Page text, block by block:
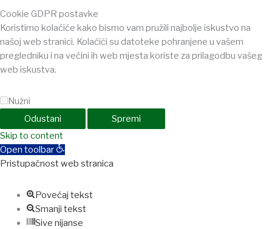
Cookie GDPR postavke
Koristimo kolačiće kako bismo vam pružili najbolje iskustvo na
našoj web stranici. Kolačići su datoteke pohranjene u vašem
pregledniku i na većini ih web mjesta koriste za prilagodbu vašeg
web iskustva.
Nužni
Odustani
Spremi
jojobetHoliganbet
Skip to content
Open toolbar
Pristupačnost web stranica
Povećaj tekst
Smanji tekst
Sive nijanse